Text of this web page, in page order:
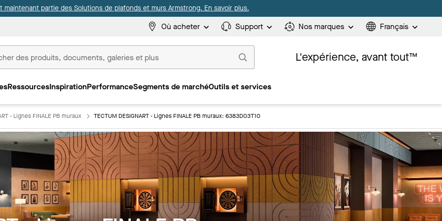
maintenant partie des Solutions de plafonds et murs Armstrong. En savoir plus.
Où acheter Support Nos marques Français
L'expérience, avant tout™
RessourcesInspirationPerformanceSegments de marchéOutils et services
- Lignes FINALE PB muraux TECTUM DESIGNART - Lignes FINALE PB muraux: 6383D03T10